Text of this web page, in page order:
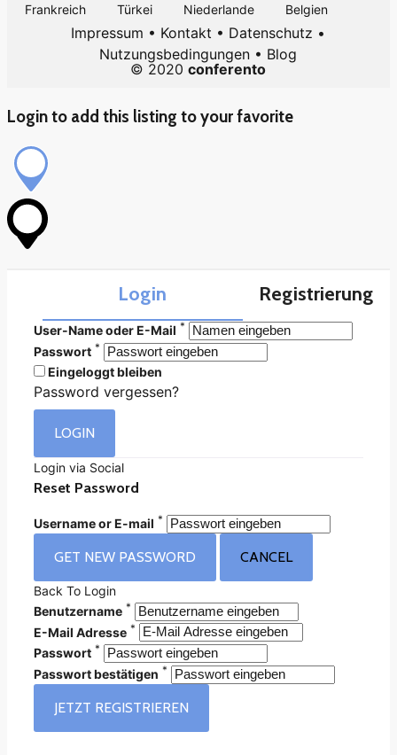
Frankreich
Türkei Niederlande Belgien
Impressum • Kontakt • Datenschutz •
Nutzungsbedingungen • Blog
© 2020conferento
Login to add this listing to your favorite
Login Registrierung
User-Name oder E-Mail *
Passwort *
Eingeloggt bleiben
Password vergessen?
Login via Social
Reset Password
Username or E-mail *
Back To Login
Benutzername *
E-Mail Adresse *
Passwort *
Passwort bestätigen *
JETZT REGISTRIEREN